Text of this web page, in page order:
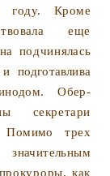
году. Кроме
ла еще
подчиня­лась
подготавлива­
Обер-
секретари
Помимо трех
прокуроры, как